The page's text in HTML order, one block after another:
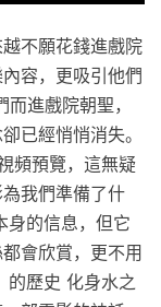
不願花錢進戲院
容，更吸引他們
進戲院朝聖，
已經悄悄消失。
頻預覽，這無疑
我們準備了什
身的信息，但它
會欣賞，更不用
的歷史 化身水之